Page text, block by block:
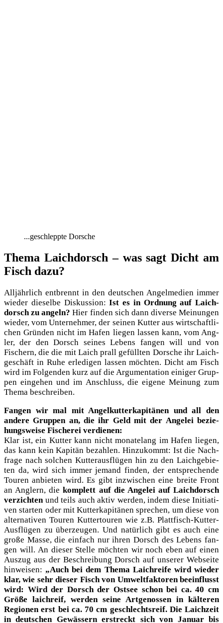
...geschleppte Dorsche
Thema Laichdorsch – was sagt Dicht am
Fisch dazu?
All­jähr­lich ent­brennt in den deut­schen Angel­me­di­en immer
wie­der die­sel­be Dis­kus­si­on:Ist es in Ord­nung auf Laich­
dorsch zu angeln? Hier fin­den sich dann diver­se Mei­nun­gen
wie­der, vom Unter­neh­mer, der sei­nen Kut­ter aus wirt­schaft­li­
chen Grün­den nicht im Hafen lie­gen las­sen kann, vom Ang­
ler, der den Dorsch sei­nes Lebens fan­gen will und von
Fischern, die die mit Laich prall gefüll­ten Dor­sche ihr Laich­
ge­schäft in Ruhe erle­di­gen las­sen möch­ten. Dicht am Fisch
wird im Fol­gen­den kurz auf die Argu­men­ta­ti­on eini­ger Grup­
pen ein­ge­hen und im Anschluss, die eige­ne Mei­nung zum
The­ma beschreiben.
Fan­gen wir mal mit Angel­kut­ter­ka­pi­tä­nen und all den
ande­re Grup­pen an, die ihr Geld mit der Ange­lei bezie­
hungs­wei­se Fische­rei verdienen:
Klar ist, ein Kut­ter kann nicht mona­te­lang im Hafen lie­gen,
das kann kein Kapi­tän bezah­len. Hin­zu­kommt: Ist die Nach­
fra­ge nach sol­chen Kut­ter­aus­flü­gen hin zu den Laich­ge­bie­
ten da, wird sich immer jemand fin­den, der ent­spre­chen­de
Tou­ren anbie­ten wird. Es gibt inzwi­schen eine brei­te Front
an Ang­lern, diekom­plett auf die Ange­lei auf Laich­dorsch
ver­zich­ten und teils auch aktiv wer­den, indem die­se Initia­ti­
ven star­ten oder mit Kut­ter­ka­pi­tä­nen spre­chen, um die­se von
alter­na­ti­ven Tou­ren Kut­ter­tou­ren wie z.B. Platt­fisch-Kut­ter-
Aus­flü­gen zu über­zeu­gen. Und natür­lich gibt es auch eine
gro­ße Mas­se, die ein­fach nur ihren Dorsch des Lebens fan­
gen will. An die­ser Stel­le möch­ten wir noch eben auf einen
Aus­zug aus der Beschrei­bung Dorsch auf unse­rer Web­sei­te
hin­wei­sen: „Auch bei dem The­ma Laich­rei­fe wird wie­der
klar, wie sehr die­ser Fisch von Umwelt­fak­to­ren beein­flusst
wird: Wird der Dorsch der Ost­see schon bei ca. 40 cm
Grö­ße laich­reif, wer­den sei­ne Art­ge­nos­sen in käl­te­ren
Regio­nen erst bei ca. 70 cm geschlechts­reif. Die Laich­zeit
in deut­schen Gewäs­sern erstreckt sich von Janu­ar bis